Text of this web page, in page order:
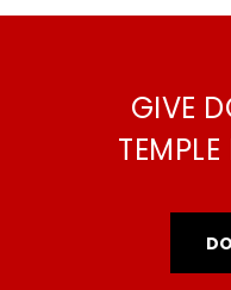
GIVE